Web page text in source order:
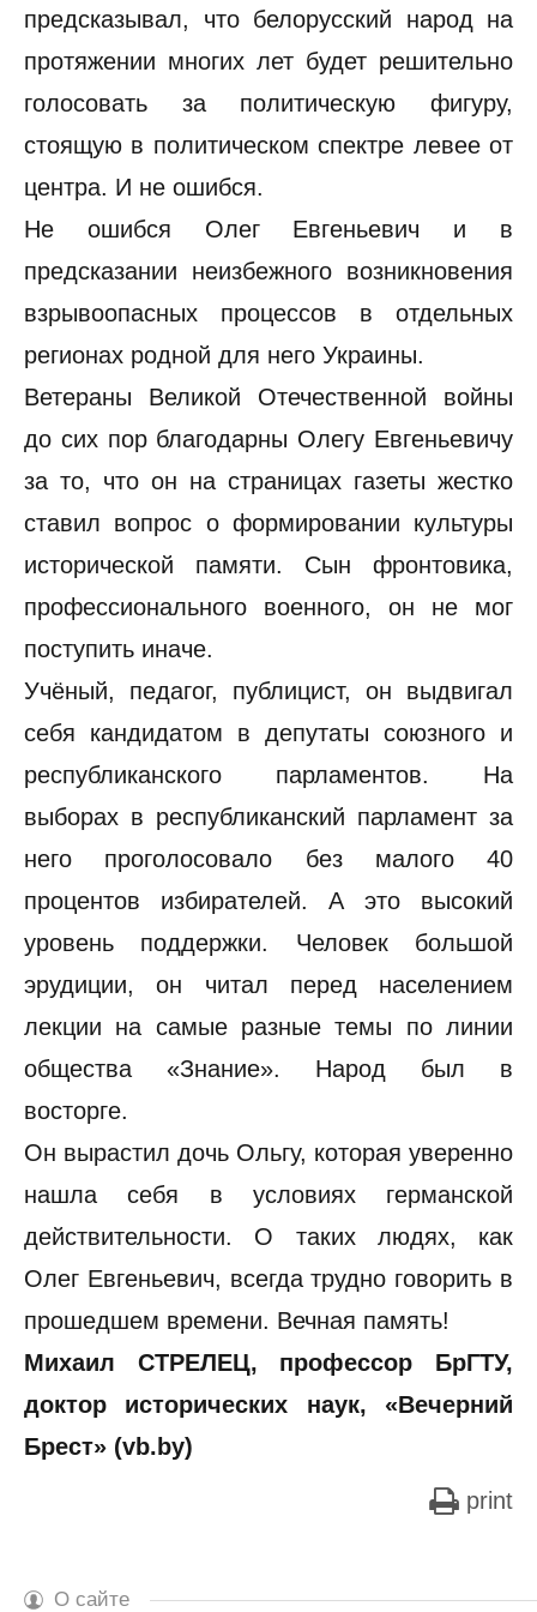
предсказывал, что белорусский народ на
протяжении многих лет будет решительно
голосовать за политическую фигуру,
стоящую в политическом спектре левее от
центра. И не ошибся.
Не ошибся Олег Евгеньевич и в
предсказании неизбежного возникновения
взрывоопасных процессов в отдельных
регионах родной для него Украины.
Ветераны Великой Отечественной войны
до сих пор благодарны Олегу Евгеньевичу
за то, что он на страницах газеты жестко
ставил вопрос о формировании культуры
исторической памяти. Сын фронтовика,
профессионального военного, он не мог
поступить иначе.
Учёный, педагог, публицист, он выдвигал
себя кандидатом в депутаты союзного и
республиканского парламентов. На
выборах в республиканский парламент за
него проголосовало без малого 40
процентов избирателей. А это высокий
уровень поддержки. Человек большой
эрудиции, он читал перед населением
лекции на самые разные темы по линии
общества «Знание». Народ был в
восторге.
Он вырастил дочь Ольгу, которая уверенно
нашла себя в условиях германской
действительности. О таких людях, как
Олег Евгеньевич, всегда трудно говорить в
прошедшем времени. Вечная память!
Михаил СТРЕЛЕЦ, профессор БрГТУ,
доктор исторических наук, «Вечерний
Брест» (vb.by)
print
О сайте